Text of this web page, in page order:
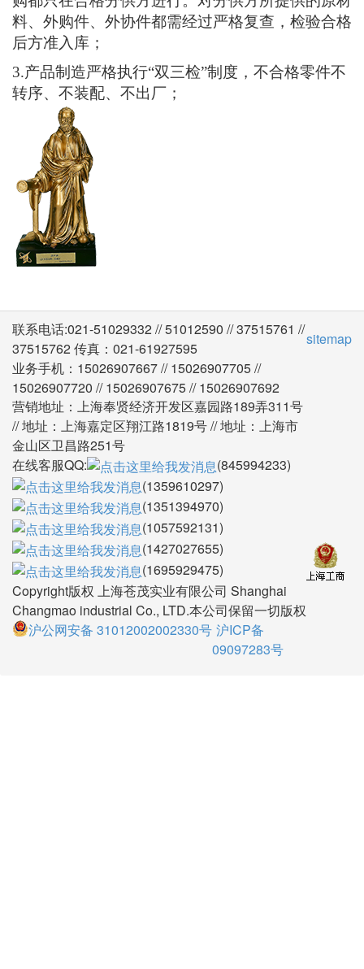
产品品质承诺
1.上海苍茂实业对产品的质量及交货期负责，产品
交货之日起质保期为一年（易损件三个月），终身
维护。对于产品质量引起的后果，上海苍茂实业承
担相应的责任。如因操作不当引起的后果，上海苍
茂实业将以低成本价对设备进行维护。
2.对所有分供方都进行考察、评审，所有产品的采
购都只在合格分供方进行。对分供方所提供的原材
料、外购件、外协件都需经过严格复查，检验合格
后方准入库；
3.产品制造严格执行“双三检”制度，不合格零件不
转序、不装配、不出厂；
联系电话:021-51029332 // 51012590 // 37515761 //
37515762 传真：021-61927595
业务手机：15026907667 // 15026907705 //
15026907720 // 15026907675 // 15026907692
营销地址：上海奉贤经济开发区嘉园路189弄311号
// 地址：上海嘉定区翔江路1819号 // 地址：上海市
金山区卫昌路251号
在线客服QQ:
(845994233)